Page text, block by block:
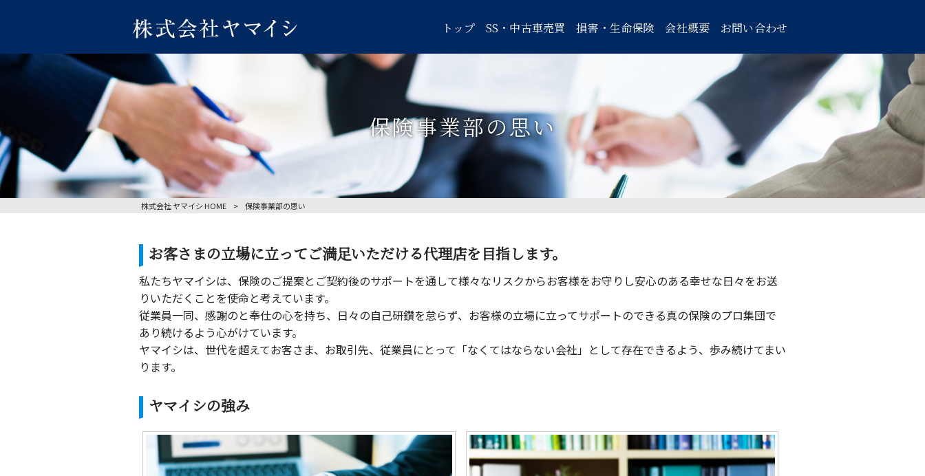
トップ SS・中古車売買 損害・生命保険 会社概要 お問い合わせ
保険事業部の思い
株式会社 ヤマイシ HOME > 保険事業部の思い
お客さまの立場に立ってご満足いただける代理店を目指します。
私たちヤマイシは、保険のご提案とご契約後のサポートを通して様々なリスクからお客様をお守りし安心のある幸せな日々をお送
りいただくことを使命と考えています。
従業員一同、感謝のと奉仕の心を持ち、日々の自己研鑽を怠らず、お客様の立場に立ってサポートのできる真の保険のプロ集団で
あり続けるよう心がけています。
ヤマイシは、世代を超えてお客さま、お取引先、従業員にとって「なくてはならない会社」として存在できるよう、歩み続けてまい
ります。
ヤマイシの強み